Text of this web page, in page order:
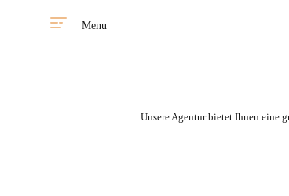
Menu
Unsere Agentur bietet Ihnen eine